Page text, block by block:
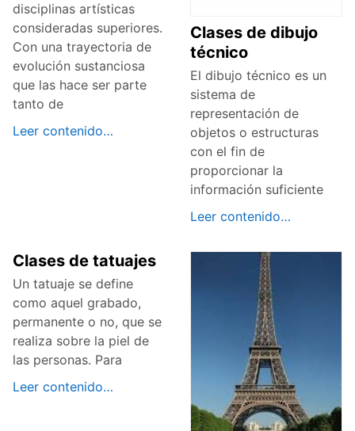
disciplinas artísticas
consideradas superiores.
Con una trayectoria de
evolución sustanciosa
que las hace ser parte
tanto de
Leer contenido…
Clases de dibujo
técnico
El dibujo técnico es un
sistema de
representación de
objetos o estructuras
con el fin de
proporcionar la
información suficiente
Leer contenido…
Clases de tatuajes
Un tatuaje se define
como aquel grabado,
permanente o no, que se
realiza sobre la piel de
las personas. Para
Leer contenido…